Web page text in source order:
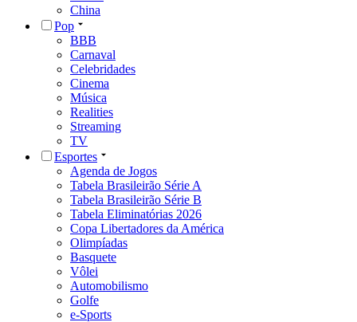
China
Pop
BBB
Carnaval
Celebridades
Cinema
Música
Realities
Streaming
TV
Esportes
Agenda de Jogos
Tabela Brasileirão Série A
Tabela Brasileirão Série B
Tabela Eliminatórias 2026
Copa Libertadores da América
Olimpíadas
Basquete
Vôlei
Automobilismo
Golfe
e-Sports